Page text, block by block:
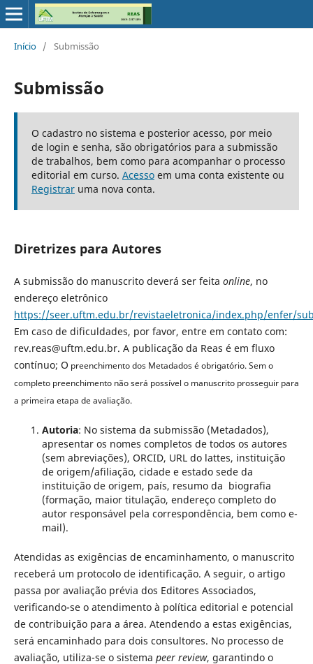
Início / Submissão
Submissão
O cadastro no sistema e posterior acesso, por meio
de login e senha, são obrigatórios para a submissão
de trabalhos, bem como para acompanhar o processo
editorial em curso. Acessoem uma conta existente ou
Registraruma nova conta.
Diretrizes para Autores
A submissão do manuscrito deverá ser feita online, no
endereço eletrônico
https://seer.uftm.edu.br/revistaeletronica/index.php/enfer/
Em caso de dificuldades, por favor, entre em contato com:
rev.reas@uftm.edu.br. A publicação da Reas é em fluxo
contínuo; O preenchimento dos Metadados é obrigatório. Sem o
completo preenchimento não será possível o manuscrito prosseguir para
a primeira etapa de avaliação.
Autoria: No sistema da submissão (Metadados),
apresentar os nomes completos de todos os autores
(sem abreviações), ORCID, URL do lattes, instituição
de origem/afiliação, cidade e estado sede da
instituição de origem, país, resumo da biografia
(formação, maior titulação, endereço completo do
autor responsável pela correspondência, bem como e-
mail).
Atendidas as exigências de encaminhamento, o manuscrito
receberá um protocolo de identificação. A seguir, o artigo
passa por avaliação prévia dos Editores Associados,
verificando-se o atendimento à política editorial e potencial
de contribuição para a área. Atendendo a estas exigências,
será encaminhado para dois consultores. No processo de
avaliação, utiliza-se o sistema peer review, garantindo o